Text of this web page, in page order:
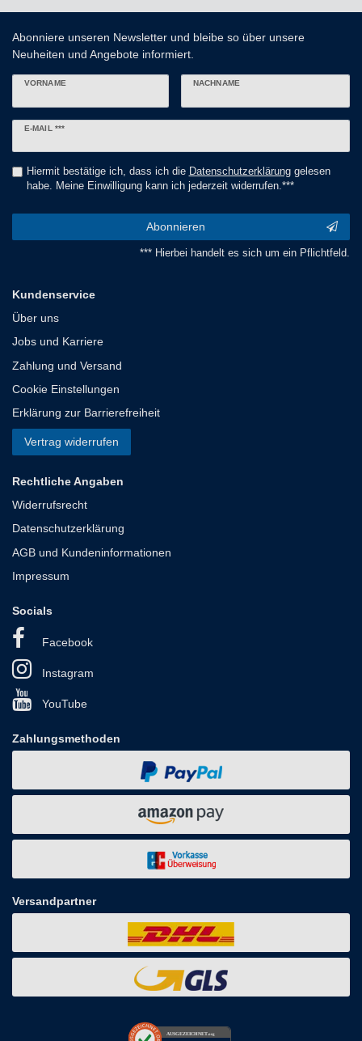
Abonniere unseren Newsletter und bleibe so über unsere
Neuheiten und Angebote informiert.
VORNAME NACHNAME
E-MAIL ***
Newsletter
Hiermit bestätige ich, dass ich die Daten­schutz­erklärunggelesen
habe. Meine Einwilligung kann ich jederzeit widerrufen.***
Abonnieren
*** Hierbei handelt es sich um ein Pflichtfeld.
Kundenservice
Über uns
Jobs und Karriere
Zahlung und Versand
Cookie Einstellungen
Erklärung zur Barrierefreiheit
Vertrag widerrufen
Rechtliche Angaben
Widerrufsrecht
Datenschutzerklärung
AGB und Kundeninformationen
Impressum
Socials
Facebook
Instagram
YouTube
Zahlungsmethoden
Versandpartner
AUSGEZEICHNET.org